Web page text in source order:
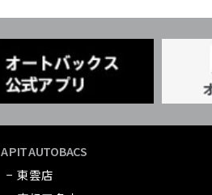
A PIT AUTOBACS
− 東雲店